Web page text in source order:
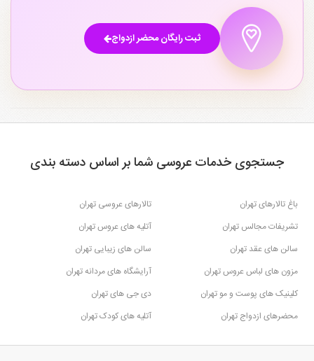
ثبت رایگان محضر ازدواج
جستجوی خدمات عروسی شما بر اساس دسته بندی
باغ تالارهای تهران
تالارهای عروسی تهران
تشریفات مجالس تهران
آتلیه های عروس تهران
سالن های عقد تهران
سالن های زیبایی تهران
مزون های لباس عروس تهران
آرایشگاه های مردانه تهران
کلینیک های پوست و مو تهران
دی جی های تهران
محضرهای ازدواج تهران
آتلیه های کودک تهران